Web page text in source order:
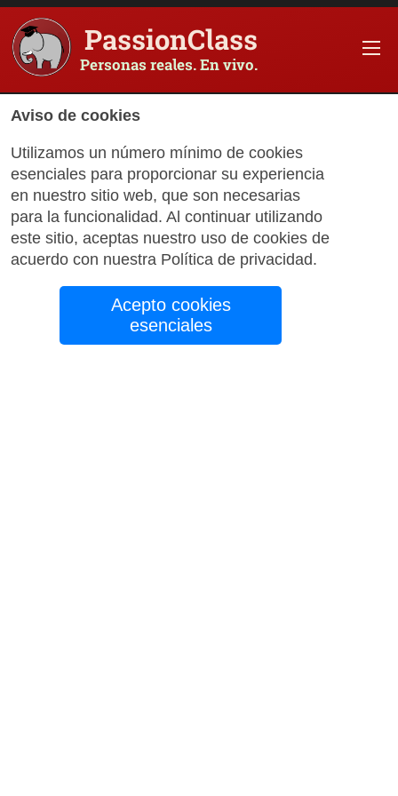
PassionClass
Personas reales. En vivo.
Joe Pavlisko Launches
New Consulting
Practice
PassionClass Support
Aviso de cookies
Utilizamos un número mínimo de cookies
esenciales para proporcionar su experiencia
en nuestro sitio web, que son necesarias
para la funcionalidad. Al continuar utilizando
este sitio, aceptas nuestro uso de cookies de
acuerdo con nuestra Política de privacidad.
Acepto cookies
esenciales